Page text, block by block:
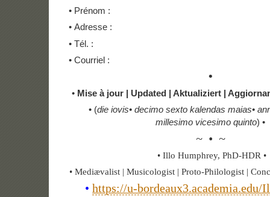
• Prénom :
• Adresse :
• Tél. :
• Courriel :
•
• Mise à jour | Updated | Aktualiziert |
• (die iovis•decimo sexto kalendas maias•
millesimo vicesimo quinto) •
~ • ~
• Illo Humphrey, PhD-HDR •
• Mediævalist | Musicologist | Proto-Philologist |
•https://u-bordeaux3.academia.edu/